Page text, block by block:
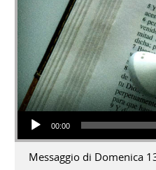
Audio Player
00:00
Messaggio di Domenica